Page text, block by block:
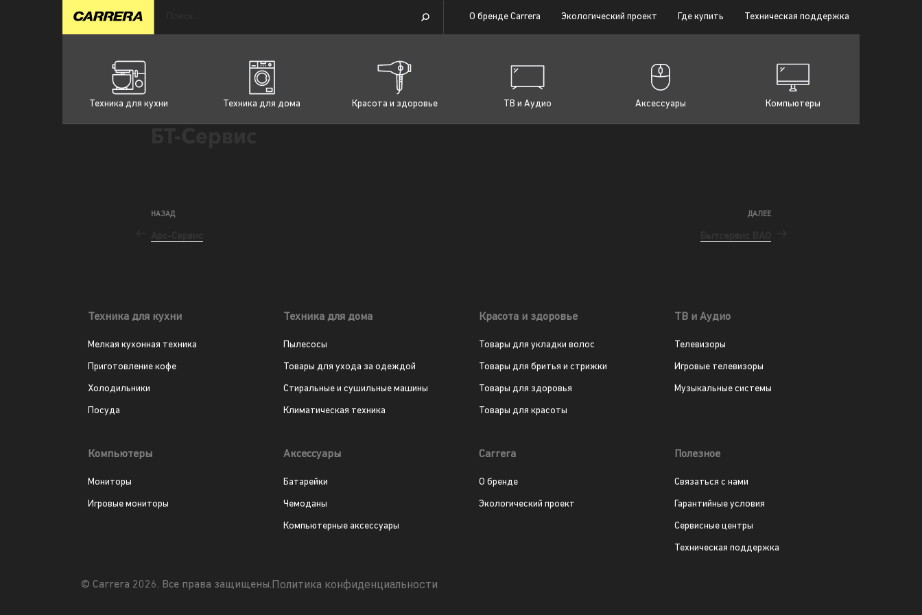
О бренде Carrera Экологический проект Где купить Техническая поддержка
Техника для кухни Техника для дома Красота и здоровье ТВ и Аудио Аксессуары Компьютеры
НАЗАД ДАЛЕЕ
Техника для кухни
Мелкая кухонная техника
Приготовление кофе
Холодильники
Посуда
Техника для дома
Пылесосы
Товары для ухода за одеждой
Стиральные и сушильные машины
Климатическая техника
Красота и здоровье
Товары для укладки волос
Товары для бритья и стрижки
Товары для здоровья
Товары для красоты
ТВ и Аудио
Телевизоры
Игровые телевизоры
Музыкальные системы
Компьютеры
Мониторы
Игровые мониторы
Аксессуары
Батарейки
Чемоданы
Компьютерные аксессуары
Carrera
О бренде
Экологический проект
Полезное
Связаться с нами
Гарантийные условия
Сервисные центры
Техническая поддержка
© Carrera 2026. Все права защищены.Политика конфиденциальности